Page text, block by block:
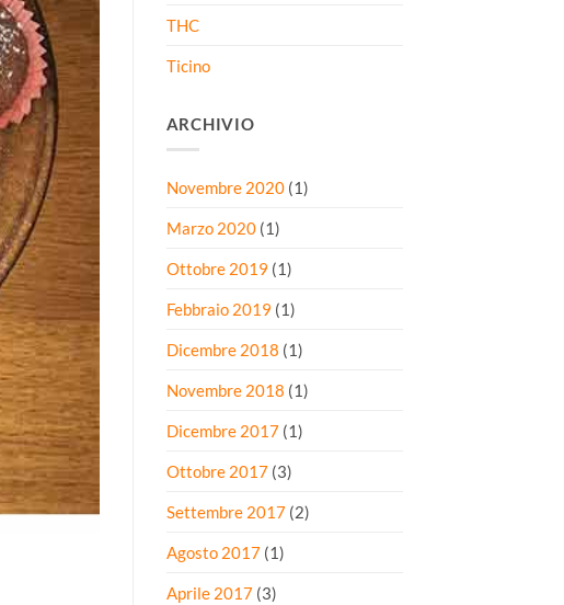
THC
Ticino
ARCHIVIO
Novembre 2020(1)
Marzo 2020(1)
Ottobre 2019 (1)
Febbraio 2019 (1)
Dicembre 2018 (1)
Novembre 2018 (1)
Dicembre 2017(1)
Ottobre 2017(3)
Settembre 2017(2)
Agosto 2017(1)
Aprile 2017(3)